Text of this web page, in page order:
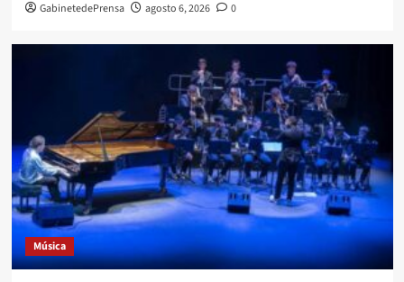
GabinetedePrensa agosto 6, 2026 0
Música